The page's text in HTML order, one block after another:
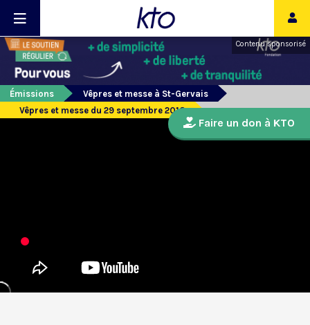
Contenu sponsorisé
Émissions
Vêpres et messe à St-Gervais
Vêpres et messe du 29 septembre 2018
Faire un don à KTO